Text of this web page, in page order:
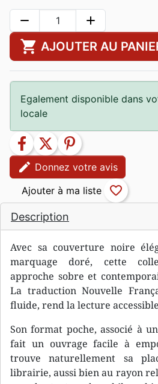
Description
Avec sa couverture noire
marquage doré, cette
approche sobre et
La traduction Nouvelle
fluide, rend la lecture
Son format poche, associé à
fait un ouvrage facile à
trouve naturellement sa
librairie, aussi bien au rayon
remove add
shopping_cart AJOUTER AU
Egalement disponible dans
locale
facebook twitter
pinterest
edit Donnez votre avis
favorite_border